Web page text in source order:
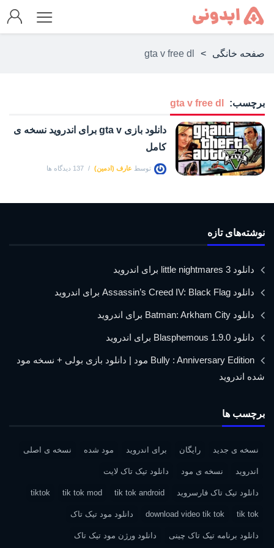
صفحه خانگی >
gta v free dl
برچسب: gta v free dl
دانلود بازی gta v برای اندروید نسخه ی
کامل
توسط عارف (ادمین) 137 دیدگاه ها
نوشته‌های تازه
دانلود little nightmares 3 برای اندروید
دانلود Assassin’s Creed IV: Black Flag برای اندروید
دانلود Batman: Arkham City برای اندروید
دانلود Blasphemous 1.9.0 برای اندروید
Bully : Anniversary Edition مود | دانلود بازی بولی + نسخه مود
شده اندروید
برچسب ها
نسخه ی جدید رایگان برای اندروید مود شده نسخه ی اصلی
اندروید نسخه ی مود دانلود تیک تاک لایت
دانلود تیک تاک فارسروید tik tok android
tik tok mod
tiktok
tik tok
download video tik tok دانلود مود تیک تاک
دانلود برنامه تیک تاک چینی دانلود ورژن مود تیک تاک